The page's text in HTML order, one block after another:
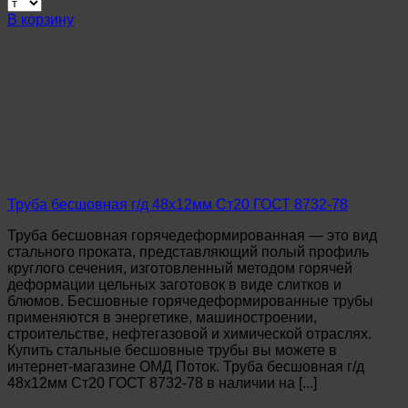
Труба
бесшовная
В корзину
Труба бесшовная г/д 48х12мм Ст20 ГОСТ 8732-78
Труба бесшовная горячедеформированная — это вид
стального проката, представляющий полый профиль
круглого сечения, изготовленный методом горячей
деформации цельных заготовок в виде слитков и
блюмов. Бесшовные горячедеформированные трубы
применяются в энергетике, машиностроении,
строительстве, нефтегазовой и химической отраслях.
Купить стальные бесшовные трубы вы можете в
интернет-магазине ОМД Поток. Труба бесшовная г/д
48х12мм Ст20 ГОСТ 8732-78 в наличии на [...]